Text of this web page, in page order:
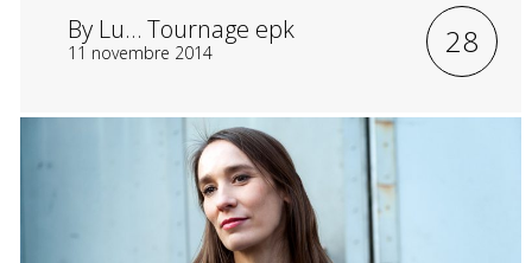
By Lu… Tournage epk
11 novembre 2014 28